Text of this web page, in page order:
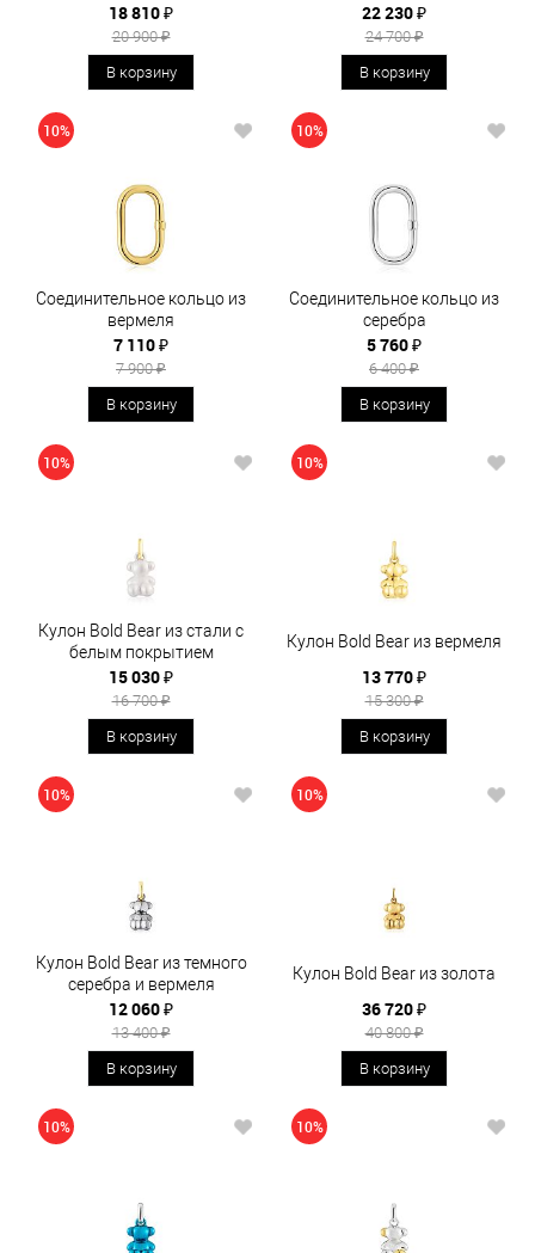
18 810 ₽
20 900 ₽
В корзину
22 230 ₽
24 700 ₽
В корзину
10%
Соединительное кольцо из
вермеля
7 110 ₽
7 900 ₽
В корзину
10%
Соединительное кольцо из
серебра
5 760 ₽
6 400 ₽
В корзину
10%
Кулон Bold Bear из стали с
белым покрытием
15 030 ₽
16 700 ₽
В корзину
10%
Кулон Bold Bear из вермеля
13 770 ₽
15 300 ₽
В корзину
10%
Кулон Bold Bear из темного
серебра и вермеля
12 060 ₽
13 400 ₽
В корзину
10%
Кулон Bold Bear из золота
36 720 ₽
40 800 ₽
В корзину
10% 10%